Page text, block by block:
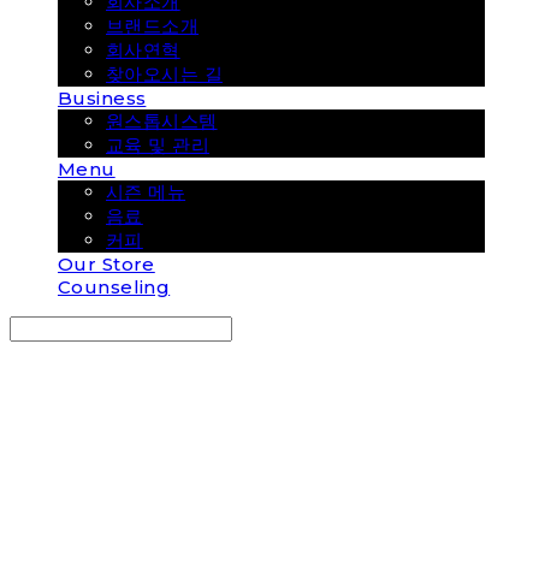
브랜드소개
회사연혁
찾아오시는 길
Business
원스톱시스템
교육 및 관리
Menu
시즌 메뉴
음료
커피
Our Store
Counseling